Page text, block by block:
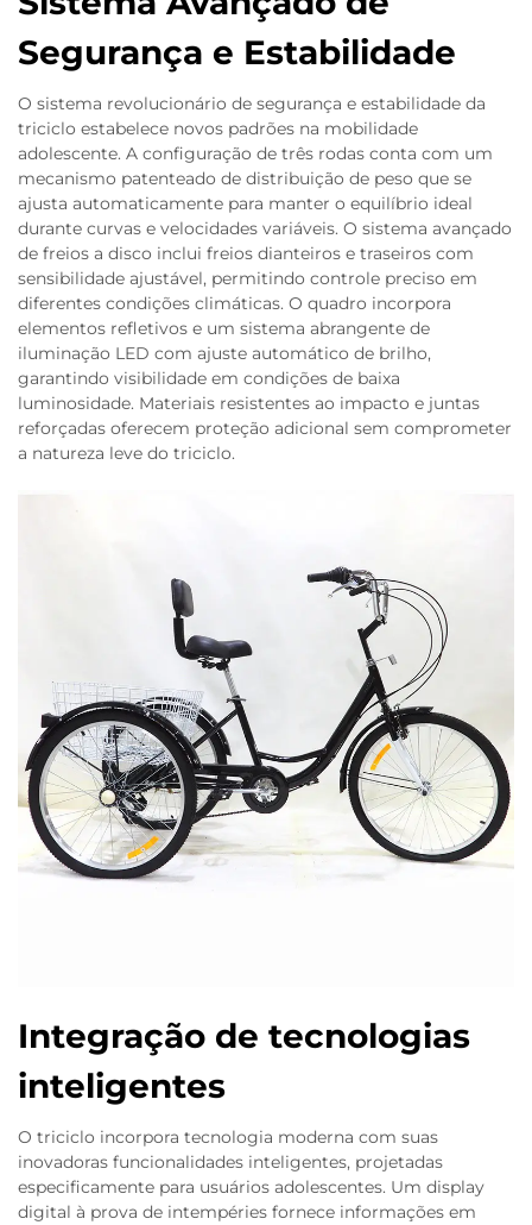
Segurança e Estabilidade
O sistema revolucionário de segurança e estabilidade da
triciclo estabelece novos padrões na mobilidade
adolescente. A configuração de três rodas conta com um
mecanismo patenteado de distribuição de peso que se
ajusta automaticamente para manter o equilíbrio ideal
durante curvas e velocidades variáveis. O sistema avançado
de freios a disco inclui freios dianteiros e traseiros com
sensibilidade ajustável, permitindo controle preciso em
diferentes condições climáticas. O quadro incorpora
elementos refletivos e um sistema abrangente de
iluminação LED com ajuste automático de brilho,
garantindo visibilidade em condições de baixa
luminosidade. Materiais resistentes ao impacto e juntas
reforçadas oferecem proteção adicional sem comprometer
a natureza leve do triciclo.
Integração de tecnologias
inteligentes
O triciclo incorpora tecnologia moderna com suas
inovadoras funcionalidades inteligentes, projetadas
especificamente para usuários adolescentes. Um display
digital à prova de intempéries fornece informações em